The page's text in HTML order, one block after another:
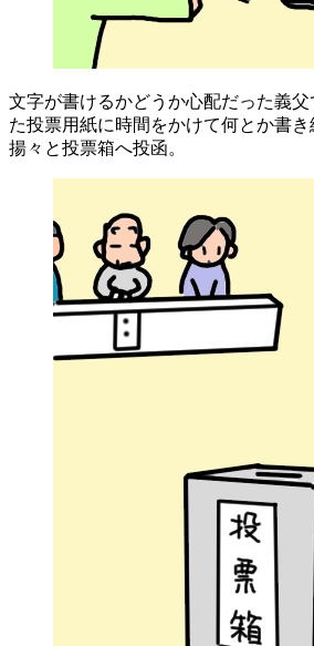
文字が書けるかどうか心配だった義
た投票用紙に時間をかけて何とか書
揚々と投票箱へ投函。